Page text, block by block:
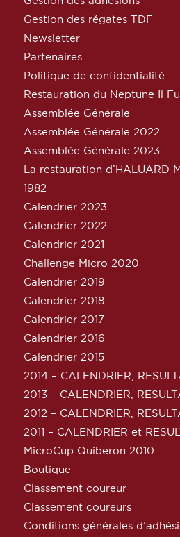
Gestion des régates TDF
Newsletter
Partenaires
Politique de confidentialité
Restauration du Neptune Il
Assemblée Générale
Assemblée Générale 2022
Assemblée Générale 2023
La restauration d’HALUARD
1982
Calendrier 2023
Calendrier 2022
Calendrier 2021
Challenge Micro 2020
Calendrier 2019
Calendrier 2018
Calendrier 2017
Calendrier 2016
Calendrier 2015
2014 – CALENDRIER,
2013 – CALENDRIER,
2012 – CALENDRIER,
2011 – CALENDRIER et
MicroCup Quiberon 2010
Boutique
Classement coureur
Classement coureurs
Conditions générales